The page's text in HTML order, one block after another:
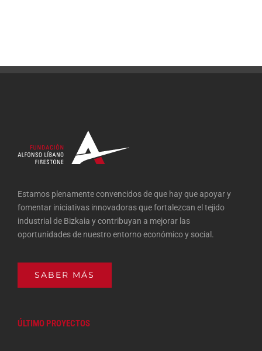
Estamos plenamente convencidos de que hay que apoyar y
fomentar iniciativas innovadoras que fortalezcan el tejido
industrial de Bizkaia y contribuyan a mejorar las
oportunidades de nuestro entorno económico y social.
SABER MÁS
ÚLTIMO PROYECTOS